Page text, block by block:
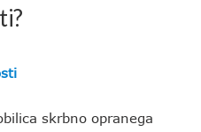
skrbno opranega